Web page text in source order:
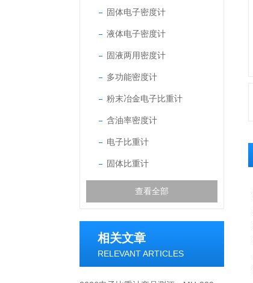
固体电子密度计
液体电子密度计
固液两用密度计
多功能密度计
粉末冶金电子比重计
含油率密度计
电子比重计
固体比重计
查看全部
相关文章
RELEVANT ARTICLES